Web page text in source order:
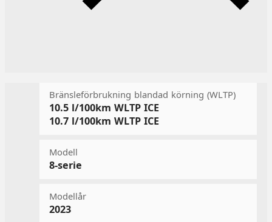
Bränsleförbrukning blandad körning (WLTP)
10.5 l/100km WLTP ICE
10.7 l/100km WLTP ICE
Modell
8-serie
Modellår
2023